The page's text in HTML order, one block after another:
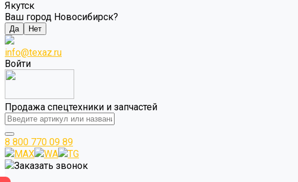
Якутск
Ваш город Новосибирск?
Да Нет
info@texaz.ru
Войти
Продажа спецтехники и запчастей
8 800 770 09 89
MAX
WA
TG
Заказать звонок